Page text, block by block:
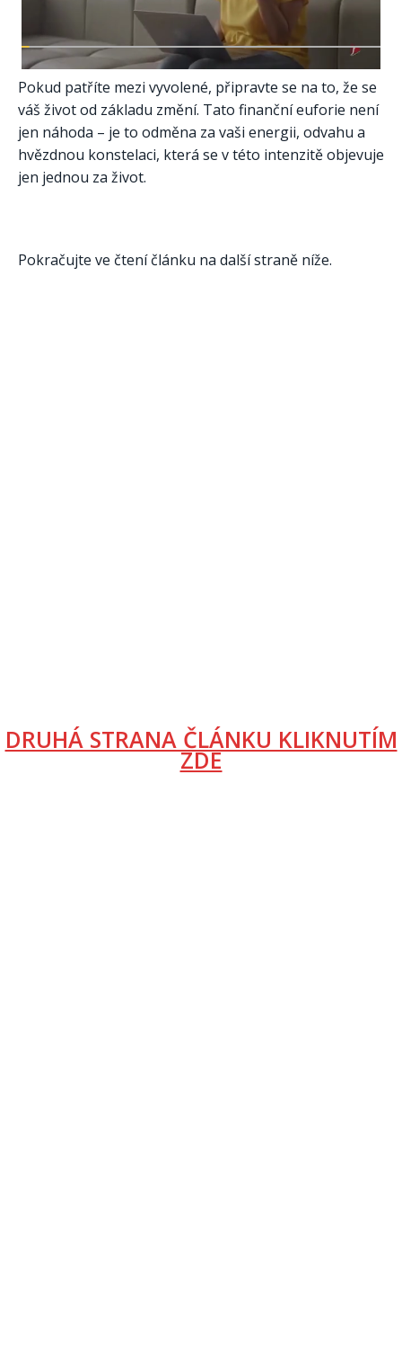
Pokud patříte mezi vyvolené, připravte se na to, že se
váš život od základu změní. Tato finanční euforie není
jen náhoda – je to odměna za vaši energii, odvahu a
hvězdnou konstelaci, která se v této intenzitě objevuje
jen jednou za život.
Pokračujte ve čtení článku na další straně níže.
DRUHÁ STRANA ČLÁNKU KLIKNUTÍM
ZDE